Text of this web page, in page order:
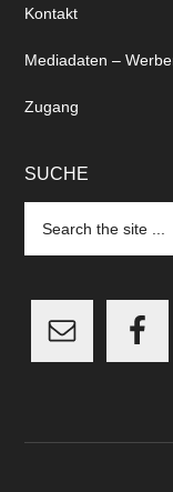
Kontakt
Mediadaten –
Zugang
SUCHE
the